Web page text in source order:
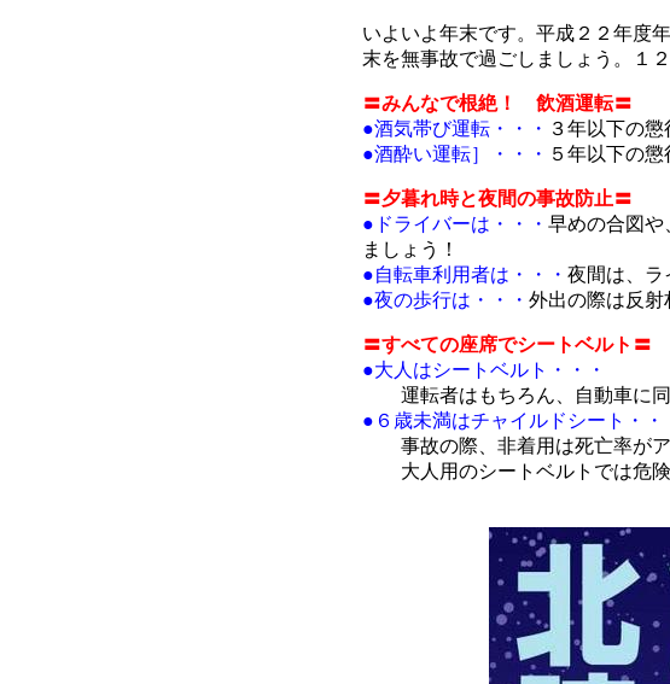
いよいよ年末です。平成２２年度
末を無事故で過ごしましょう。１
〓みんなで根絶！ 飲酒運転〓
●酒気帯び運転・・・ ３年以下の
●酒酔い運転］・・・ ５年以下の
〓夕暮れ時と夜間の事故防止〓
●ドライバーは・・・ 早めの合図や
ましょう！
●自転車利用者は・・・ 夜間は、ラ
●夜の歩行は・・・ 外出の際は反射
〓すべての座席でシートベルト〓
●大人はシートベルト・・・
運転者はもちろん、自動車に
●６歳未満はチャイルドシート・・
事故の際、非着用は死亡率が
大人用のシートベルトでは危